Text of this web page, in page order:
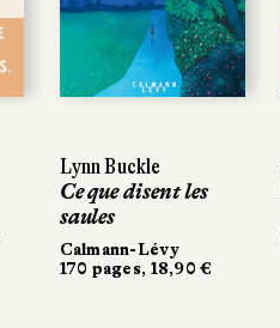
Lynn Buckle
Ce que disent les
saules
Calmann-Lévy
170 pages, 18,90 €
Lynn Buckle
Ce que disent les
saules
Calmann-Lévy
170 pages, 18,90 €